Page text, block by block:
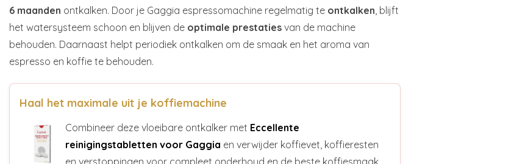
6 maanden ontkalken. Door je Gaggia espressomachine regelmatig te ontkalken , blijft
het watersysteem schoon en blijven de optimale prestaties van de machine
behouden. Daarnaast helpt periodiek ontkalken om de smaak en het aroma van
espresso en koffie te behouden.
Haal het maximale uit je koffiemachine
Combineer deze vloeibare ontkalker met Eccellente
reinigingstabletten voor Gaggia en verwijder koffievet, koffieresten
en verstoppingen voor compleet onderhoud en de beste koffiesmaak.